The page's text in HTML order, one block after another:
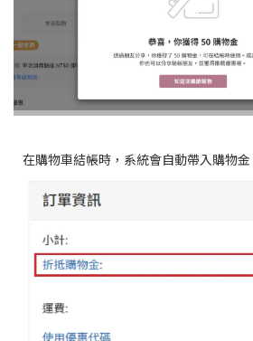
在購物車結帳時，系統會自動帶入購物金